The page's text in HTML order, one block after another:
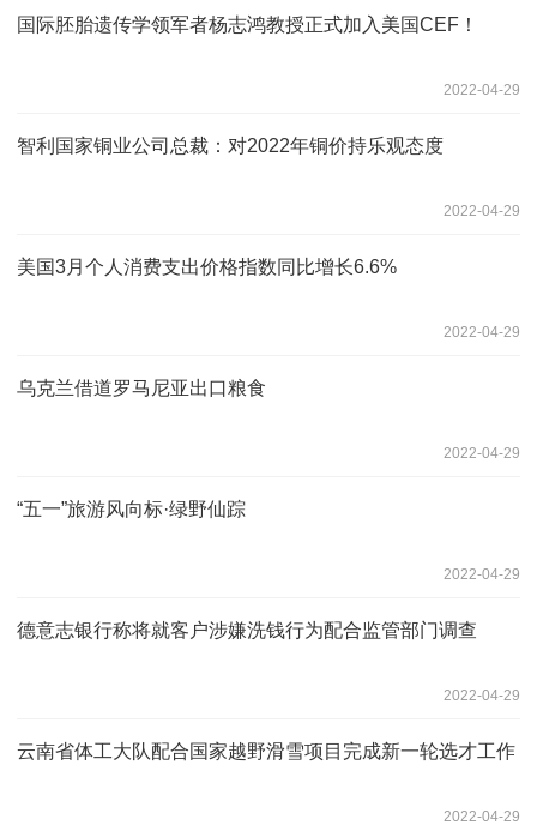
国际胚胎遗传学领军者杨志鸿教授正式加入美国CEF！
2022-04-29
智利国家铜业公司总裁：对2022年铜价持乐观态度
2022-04-29
美国3月个人消费支出价格指数同比增长6.6%
2022-04-29
乌克兰借道罗马尼亚出口粮食
2022-04-29
“五一”旅游风向标·绿野仙踪
2022-04-29
德意志银行称将就客户涉嫌洗钱行为配合监管部门调查
2022-04-29
云南省体工大队配合国家越野滑雪项目完成新一轮选才工作
2022-04-29